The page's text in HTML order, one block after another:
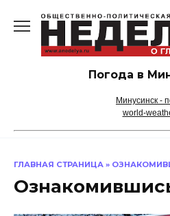
содержанию
Погода в
Минусинск -
world-
ГЛАВНАЯ СТРАНИЦА »